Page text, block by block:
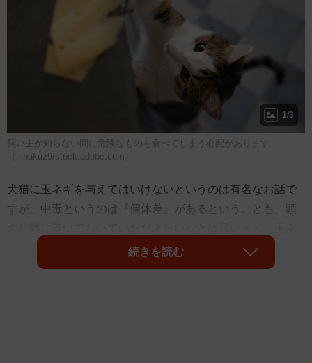
1/3
飼い主が知らない間に危険なものを食べてしまう心配があります
（irinakuz9/stock.adobe.com）
犬猫に玉ネギを与えてはいけないというのは有名なお話で
すが、中毒というのは『個体差』があるということも、頭
ギ入りのカレーを2皿完食しても『なんともなかった』猫が
いる一方で、玉ネギをひとかけら食べただけで、嘔吐下痢
続きを読む